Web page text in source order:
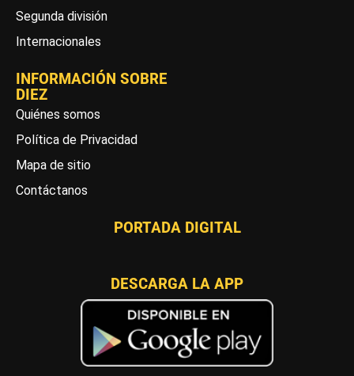
Segunda división
Internacionales
INFORMACIÓN SOBRE
DIEZ
Quiénes somos
Política de Privacidad
Mapa de sitio
Contáctanos
PORTADA DIGITAL
DESCARGA LA APP